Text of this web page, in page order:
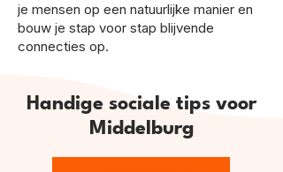
je mensen op een natuurlijke manier en
bouw je stap voor stap blijvende
connecties op.
Handige sociale tips voor
Middelburg